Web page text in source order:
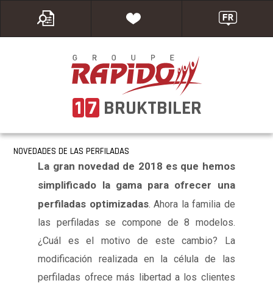
1 7 BRUKTBILER
NOVEDADES DE LAS PERFILADAS
La gran novedad de 2018 es que hemos
simplificado la gama para ofrecer una
perfiladas optimizadas. Ahora la familia de
las perfiladas se compone de 8 modelos.
¿Cuál es el motivo de este cambio? La
modificación realizada en la célula de las
perfiladas ofrece más libertad a los clientes